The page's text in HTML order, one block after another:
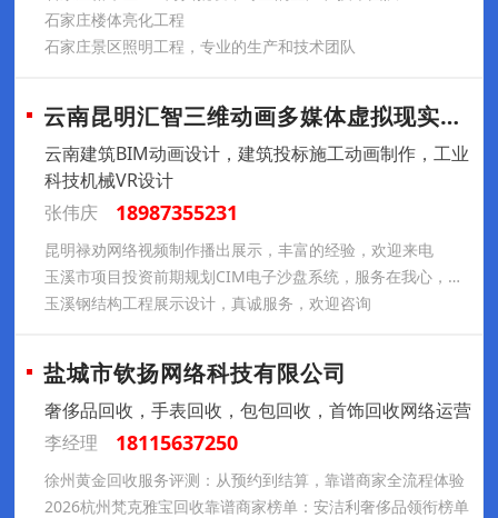
石家庄楼体亮化工程
石家庄景区照明工程，专业的生产和技术团队
云南昆明汇智三维动画多媒体虚拟现实制作公
云南建筑BIM动画设计，建筑投标施工动画制作，工业
科技机械VR设计
张伟庆
18987355231
昆明禄劝网络视频制作播出展示，丰富的经验，欢迎来电
玉溪市项目投资前期规划CIM电子沙盘系统，服务在我心，满意由您定
玉溪钢结构工程展示设计，真诚服务，欢迎咨询
盐城市钦扬网络科技有限公司
奢侈品回收，手表回收，包包回收，首饰回收网络运营
李经理
18115637250
徐州黄金回收服务评测：从预约到结算，靠谱商家全流程体验
2026杭州梵克雅宝回收靠谱商家榜单：安洁利奢侈品领衔榜单